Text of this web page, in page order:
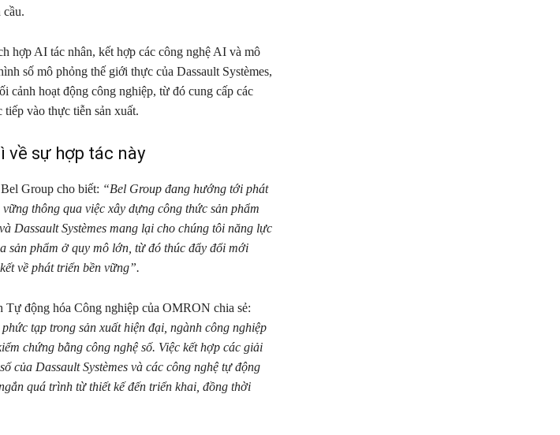
cầu.
hợp AI tác nhân, kết hợp các công nghệ AI và mô
số mô phỏng thế giới thực của Dassault Systèmes,
cảnh hoạt động công nghiệp, từ đó cung cấp các
vào thực tiễn sản xuất.
về sự hợp tác này
Group cho biết: “Bel Group đang hướng tới phát
thông qua việc xây dựng công thức sản phẩm
Dassault Systèmes mang lại cho chúng tôi năng lực
sản phẩm ở quy mô lớn, từ đó thúc đẩy đổi mới
về phát triển bền vững”.
động hóa Công nghiệp của OMRON chia sẻ:
tạp trong sản xuất hiện đại, ngành công nghiệp
chứng bằng công nghệ số. Việc kết hợp các giải
của Dassault Systèmes và các công nghệ tự động
quá trình từ thiết kế đến triển khai, đồng thời